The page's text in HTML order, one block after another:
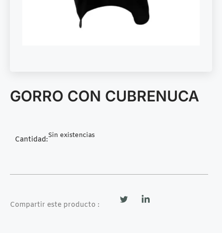
GORRO CON CUBRENUCA
Cantidad:Sin existencias
Compartir este producto :